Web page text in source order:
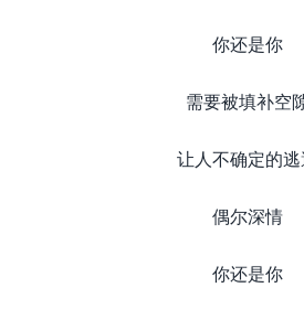
你还是你
需要被填补空
让人不确定的
偶尔深情
你还是你